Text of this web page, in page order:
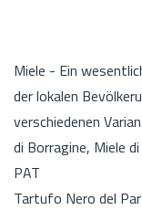
Miele - Ein
der lokalen
verschiedenen
di Borragine, Miele
PAT
Tartufo Nero del